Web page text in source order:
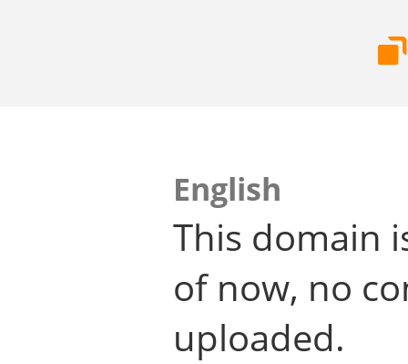
English
This domain
of now, no
uploaded.